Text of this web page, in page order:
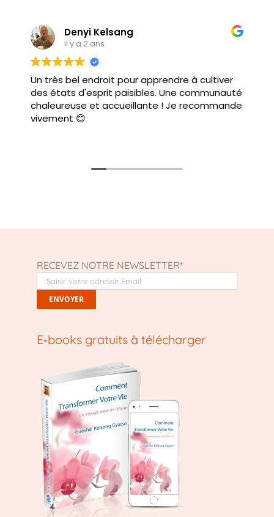
Denyi Kelsang
il y a 2 ans
Un très bel endroit pour apprendre à cultiver
des états d'esprit paisibles. Une communauté
chaleureuse et accueillante ! Je recommande
vivement 😊
RECEVEZ NOTRE NEWSLETTER*
E‑books gratuits à télécharger